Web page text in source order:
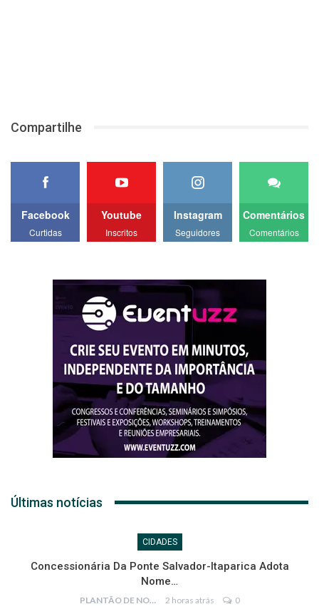
Compartilhe
Facebook
Curtidas
Youtube
Inscritos
Instagram
Seguidores
Comentários
Comentários
Últimas notícias
CIDADES
Concessionária Da Ponte Salvador-Itaparica Adota
Nome…
PLANTÃO DE NOTÍCIAS 2 horas atrás 0